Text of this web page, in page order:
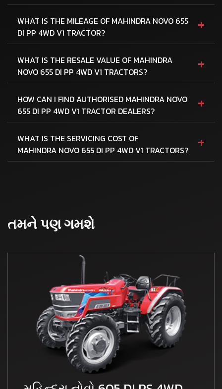
WHAT IS THE MILEAGE OF MAHINDRA NOVO 655
DI PP 4WD V1 TRACTOR?
+
WHAT IS THE RESALE VALUE OF MAHINDRA
NOVO 655 DI PP 4WD V1 TRACTORS?
+
HOW CAN I FIND AUTHORISED MAHINDRA NOVO
655 DI PP 4WD V1 TRACTOR DEALERS?
+
WHAT IS THE SERVICING COST OF
MAHINDRA NOVO 655 DI PP 4WD V1 TRACTORS?
+
તમને પણ ગમશે